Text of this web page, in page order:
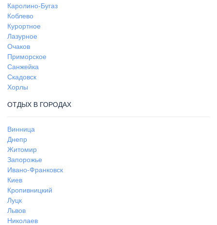
Каролино-Бугаз
Коблево
Курортное
Лазурное
Очаков
Приморское
Санжейка
Скадовск
Хорлы
ОТДЫХ В ГОРОДАХ
Винница
Днепр
Житомир
Запорожье
Ивано-Франковск
Киев
Кропивницкий
Луцк
Львов
Николаев